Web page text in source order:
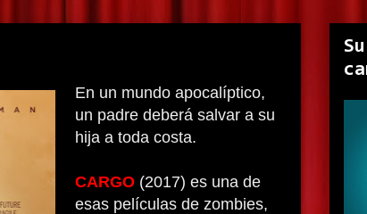
En un mundo apocalíptico,
un padre deberá salvar a su
hija a toda costa.
CARGO (2017) es una de
esas películas de zombies,